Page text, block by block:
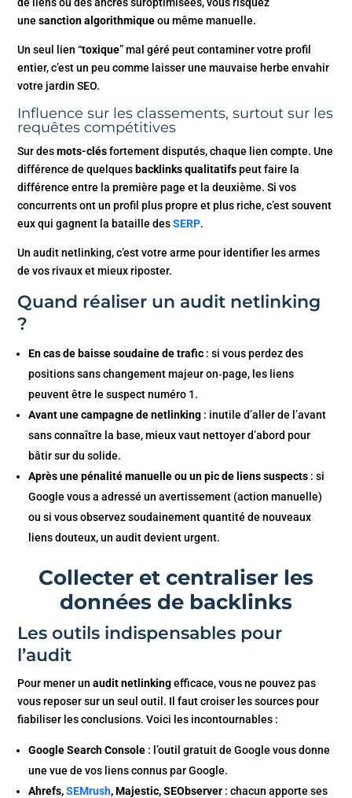
unesanction algorithmiqueou même manuelle.
Un seul lien “toxique” mal géré peut contaminer votre profil
entier, c’est un peu comme laisser une mauvaise herbe envahir
votre jardin SEO.
Influence sur les classements, surtout sur les
requêtes compétitives
Sur desmots-clésfortement disputés, chaque lien compte. Une
différence de quelques backlinks qualitatifspeut faire la
différence entre la première page et la deuxième. Si vos
concurrents ont un profil plus propre et plus riche, c’est souvent
eux qui gagnent la bataille desSERP.
Un audit netlinking, c’est votre arme pour identifier les armes
de vos rivaux et mieux riposter.
Quand réaliser un audit netlinking
?
En cas de baisse soudaine de trafic : si vous perdez des
positions sans changement majeur on‑page, les liens
peuvent être le suspect numéro 1.
Avant une campagne de netlinking : inutile d’aller de l’avant
sans connaître la base, mieux vaut nettoyer d’abord pour
bâtir sur du solide.
Après une pénalité manuelle ou un pic de liens suspects : si
Google vous a adressé un avertissement (action manuelle)
ou si vous observez soudainement quantité de nouveaux
liens douteux, un audit devient urgent.
Collecter et centraliser les
données de backlinks
Les outils indispensables pour
l’audit
Pour mener unaudit netlinkingefficace, vous ne pouvez pas
vous reposer sur un seul outil. Il faut croiser les sources pour
fiabiliser les conclusions. Voici les incontournables :
Google Search Console : l’outil gratuit de Google vous donne
une vue de vos liens connus par Google.
Ahrefs,SEMrush, Majestic, SEObserver : chacun apporte ses